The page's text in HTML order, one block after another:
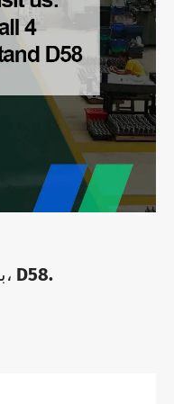
EMO 2025 بوث شماره هال 4، D58.